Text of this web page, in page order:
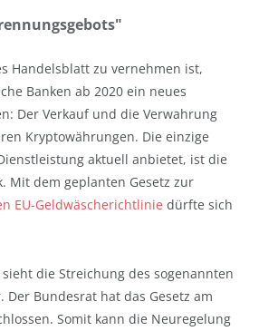
Handelsblatt zu vernehmen ist,
Banken ab 2020 ein neues
Der Verkauf und die Verwahrung
Kryptowährungen. Die einzige
aktuell anbietet, ist die
Mit dem geplanten Gesetz zur
EU-Geldwäscherichtlinie dürfte sich
die Streichung des sogenannten
Der Bundesrat hat das Gesetz am
Somit kann die Neuregelung